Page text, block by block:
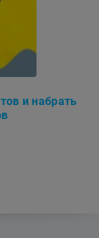
и набрать